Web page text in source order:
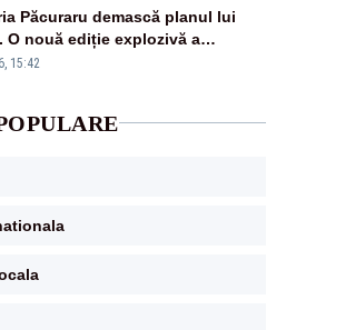
Păcuraru demască planul lui
O nouă ediție explozivă a
„Miza Zilei” la Realitatea PLUS
15:42